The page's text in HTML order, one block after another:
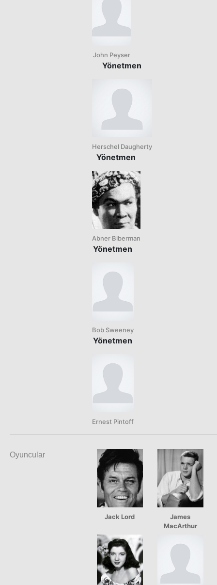
John Peyser
Yönetmen
Herschel Daugherty
Yönetmen
Abner Biberman
Yönetmen
Bob Sweeney
Yönetmen
Ernest Pintoff
Oyuncular
Jack Lord
James
MacArthur